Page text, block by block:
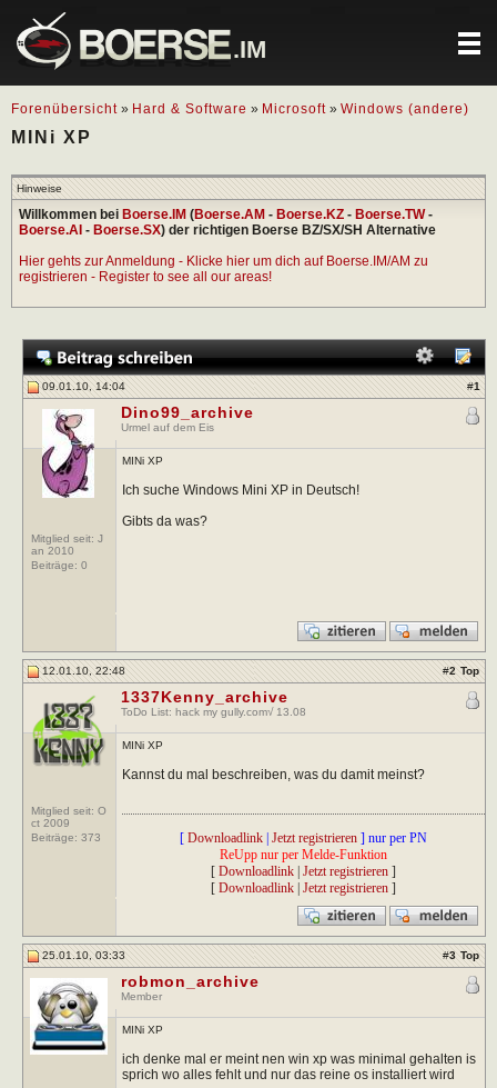
.IM
Forenübersicht » Hard & Software » Microsoft » Windows (andere)
MINi XP
Hinweise
Willkommen bei Boerse.IM (Boerse.AM - Boerse.KZ - Boerse.TW-
Boerse.AI - Boerse.SX) der richtigen Boerse BZ/SX/SH Alternative
Hier gehts zur Anmeldung - Klicke hier um dich auf Boerse.IM/AM zu
registrieren - Register to see all our areas!
09.01.10, 14:04 #1
Mitglied seit: J
an 2010
Beiträge: 0
Dino99_archive
Urmel auf dem Eis
MINi XP
Ich suche Windows Mini XP in Deutsch!
Gibts da was?
12.01.10, 22:48 #2 Top
Mitglied seit: O
ct 2009
Beiträge: 373
1337Kenny_archive
ToDo List: hack my gully.com√ 13.08
MINi XP
Kannst du mal beschreiben, was du damit meinst?
[ Downloadlink| Jetzt registrieren] nur per PN
ReUpp nur per Melde-Funktion
[ Downloadlink| Jetzt registrieren]
[ Downloadlink| Jetzt registrieren]
25.01.10, 03:33 #3 Top
robmon_archive
Member
MINi XP
ich denke mal er meint nen win xp was minimal gehalten is
sprich wo alles fehlt und nur das reine os installiert wird